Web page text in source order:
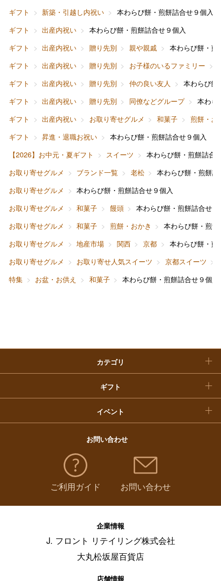
ギフト
新築・引越し内祝い
本わらび餅・煎餅詰合せ９個入
ギフト
出産内祝い
本わらび餅・煎餅詰合せ９個入
ギフト
出産内祝い 贈り先別 親や親戚
本わらび餅・煎
ギフト
出産内祝い 贈り先別 お子様のいるファミリー
ギフト
出産内祝い 贈り先別 仲の良い友人
本わらび餅
ギフト
出産内祝い 贈り先別 同僚などグループ
本わら
ギフト
出産内祝い お取り寄せグルメ 和菓子
煎餅・お
ギフト
昇進・退職お祝い
本わらび餅・煎餅詰合せ９個入
【2026】お中元・夏ギフト
スイーツ
本わらび餅・煎餅詰合
お取り寄せグルメ
ブランド一覧 老松
本わらび餅・煎餅
お取り寄せグルメ
本わらび餅・煎餅詰合せ９個入
お取り寄せグルメ
和菓子 饅頭
本わらび餅・煎餅詰合せ
お取り寄せグルメ
和菓子 煎餅・おかき
本わらび餅・煎
お取り寄せグルメ
地産市場 関西 京都
本わらび餅・煎
お取り寄せグルメ
お取り寄せ人気スイーツ 京都スイーツ
特集
お盆・お供え 和菓子 本わらび餅・煎餅詰合せ９個入
カテゴリ
フード＆スイーツ
ファッション
ホーム＆インテリア
ベビー＆キッズ
ギフト
出産内祝い
結婚内祝い
お香典返し
快気祝い
イベント
バレンタインチョコレート
ホワイトデー
母の日
父の日
お中元
敬老の日
福袋
お問い合わせ
ご利用ガイド お問い合わせ
企業情報
J. フロント リテイリング株式会社
大丸松坂屋百貨店
店舗情報